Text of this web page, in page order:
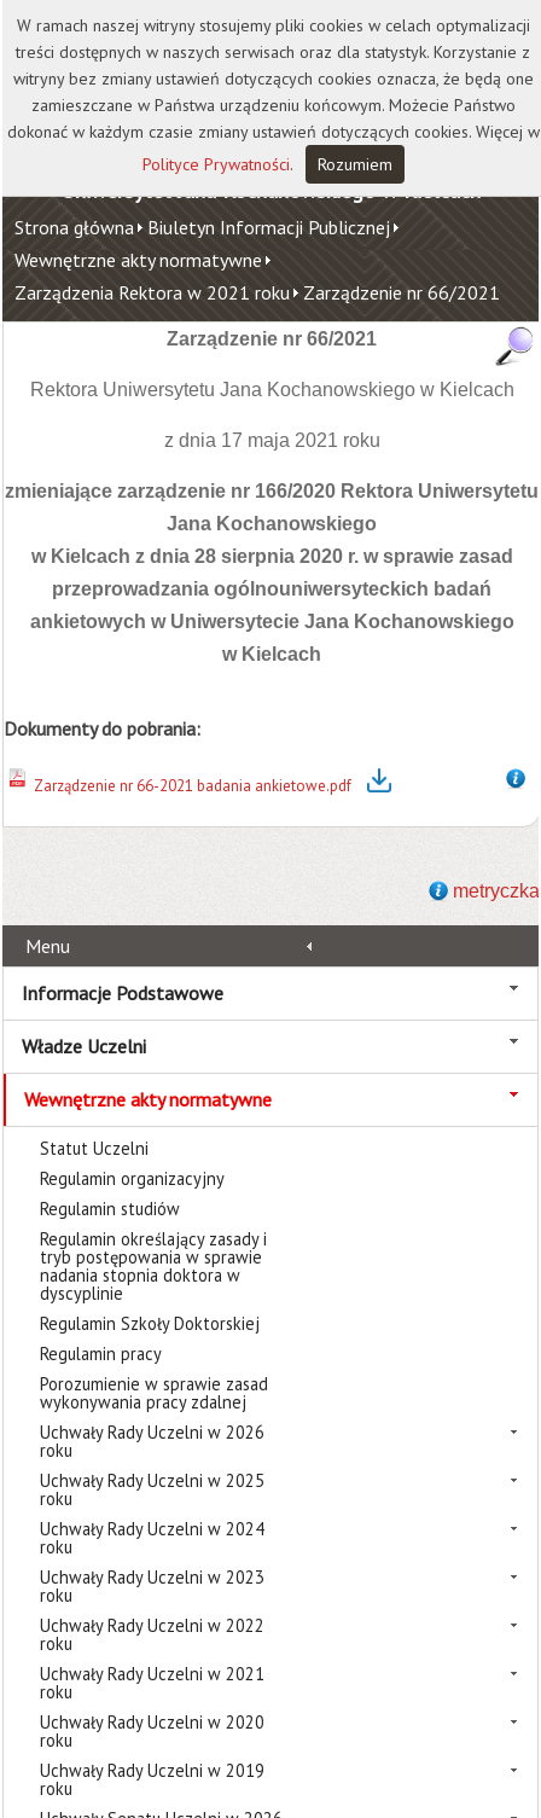
Kontakt Biblioteka
Wydawnictwo
Wirtualna Uczelnia
Uniwersytet Jana Kochanowskiego w Kielcach
Strona główna Biuletyn Informacji Publicznej
Wewnętrzne akty normatywne
Zarządzenia Rektora w 2021 roku Zarządzenie nr 66/2021
Zarządzenie nr 66/2021
Rektora Uniwersytetu Jana Kochanowskiego w Kielcach
z dnia 17 maja 2021 roku
zmieniające zarządzenie nr 166/2020 Rektora Uniwersytetu
Jana Kochanowskiego
w Kielcach z dnia 28 sierpnia 2020 r. w sprawie zasad
przeprowadzania ogólnouniwersyteckich badań
ankietowych w Uniwersytecie Jana Kochanowskiego
w Kielcach
Dokumenty do pobrania:
Zarządzenie nr 66-2021 badania ankietowe.pdf
metryczka
Menu
Informacje Podstawowe
Władze Uczelni
Wewnętrzne akty normatywne
Statut Uczelni
Regulamin organizacyjny
Regulamin studiów
Regulamin określający zasady i
tryb postępowania w sprawie
nadania stopnia doktora w
dyscyplinie
Regulamin Szkoły Doktorskiej
Regulamin pracy
Porozumienie w sprawie zasad
wykonywania pracy zdalnej
Uchwały Rady Uczelni w 2026
roku
Uchwały Rady Uczelni w 2025
roku
Uchwały Rady Uczelni w 2024
roku
Uchwały Rady Uczelni w 2023
roku
Uchwały Rady Uczelni w 2022
roku
Uchwały Rady Uczelni w 2021
roku
Uchwały Rady Uczelni w 2020
roku
Uchwały Rady Uczelni w 2019
roku
W ramach naszej witryny stosujemy pliki cookies w celach optymalizacji
treści dostępnych w naszych serwisach oraz dla statystyk. Korzystanie z
witryny bez zmiany ustawień dotyczących cookies oznacza, że będą one
zamieszczane w Państwa urządzeniu końcowym. Możecie Państwo
dokonać w każdym czasie zmiany ustawień dotyczących cookies. Więcej w
Polityce Prywatności. Rozumiem